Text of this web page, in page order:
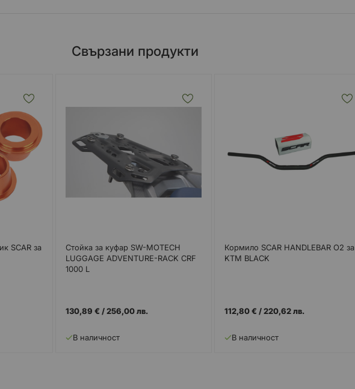
Свързани продукти
SCAR за
Стойка за куфар SW-MOTECH
LUGGAGE ADVENTURE-RACK CRF
1000 L
130,89 € /256,00 лв.
В наличност
Кормило SCAR HANDLEBAR O2 за
KTM BLACK
112,80 € /220,62 лв.
В наличност